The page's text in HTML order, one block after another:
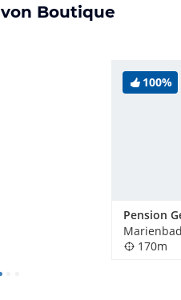
Boutique
100%
Pension
170m